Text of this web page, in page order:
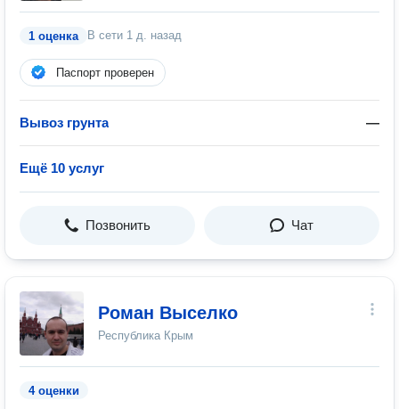
1 оценка В сети 1 д. назад
Паспорт проверен
Вывоз грунта —
Ещё 10 услуг
Позвонить Чат
Роман Выселко
Республика Крым
4 оценки